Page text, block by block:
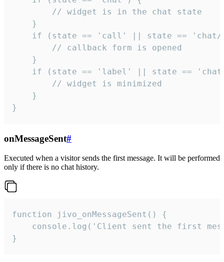
        // widget is in the chat state
    }
if (state == 'call' || state ==
        // callback form is opened
    }
if (state == 'label' || state ==
        // widget is minimized
    }
}
onMessageSent#
Executed when a visitor sends the first message. It will be performed
only if there is no chat history.
function jivo_onMessageSent() {
console.log('Client sent the first
}